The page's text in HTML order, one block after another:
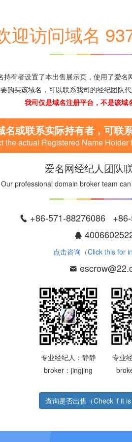
迎访问域名
有者设置了本出售展示页，使用了爱名
购买该域名，可以联系我司的经纪团队
我司仅是域名注册平台，不是该域
名或联系实际持有者，可联
the actual Registered Name
爱名网经纪人团队
Our professional domain broker team
+86-571-88276086
点击咨询（Click this for
专业经纪人：静静
broker：jingjing
专业
查询是否出售（Check if it is